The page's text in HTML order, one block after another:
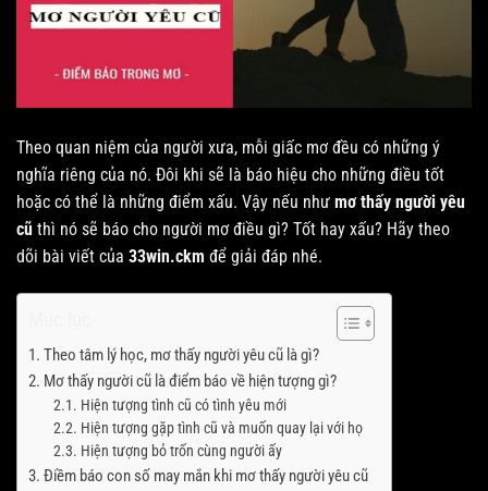
Theo quan niệm của người xưa, mỗi giấc mơ đều có những ý
nghĩa riêng của nó. Đôi khi sẽ là báo hiệu cho những điều tốt
hoặc có thể là những điểm xấu. Vậy nếu như mơ thấy người yêu
cũ thì nó sẽ báo cho người mơ điều gì? Tốt hay xấu? Hãy theo
dõi bài viết của 33win.ckm để giải đáp nhé.
Theo tâm lý học, mơ thấy người yêu cũ là gì?
Mơ thấy người cũ là điểm báo về hiện tượng gì?
Hiện tượng tình cũ có tình yêu mới
Hiện tượng gặp tình cũ và muốn quay lại với họ
Hiện tượng bỏ trốn cùng người ấy
Điềm báo con số may mắn khi mơ thấy người yêu cũ